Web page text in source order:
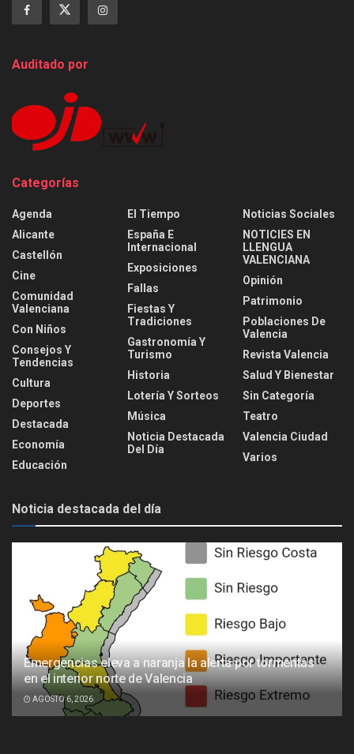
Auditado por
Categorías
Agenda
Alicante
Castellón
Cine
Comunidad
Valenciana
Con Niños
Consejos Y
Tendencias
Cultura
Deportes
Destacada
Economía
Educación
El Tiempo
España E
Internacional
Exposiciones
Fallas
Fiestas Y
Tradiciones
Gastronomía Y
Turismo
Historia
Lotería Y Sorteos
Música
Noticia Destacada
Del Día
Noticias Sociales
NOTICIES EN
LLENGUA
VALENCIANA
Opinión
Patrimonio
Poblaciones De
Valencia
Revista Valencia
Salud Y Bienestar
Sin Categoría
Teatro
Valencia Ciudad
Varios
Noticia destacada del día
Emergencias eleva a naranja la alerta por tormentas
en el interior norte de Valencia
AGOSTO 6, 2026